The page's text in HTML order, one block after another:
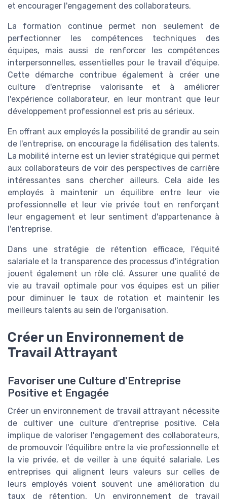
et encourager l'engagement des collaborateurs.
La formation continue permet non seulement de
perfectionner les compétences techniques des
équipes, mais aussi de renforcer les compétences
interpersonnelles, essentielles pour le travail d'équipe.
Cette démarche contribue également à créer une
culture d'entreprise valorisante et à améliorer
l'expérience collaborateur, en leur montrant que leur
développement professionnel est pris au sérieux.
En offrant aux employés la possibilité de grandir au sein
de l'entreprise, on encourage la fidélisation des talents.
La mobilité interne est un levier stratégique qui permet
aux collaborateurs de voir des perspectives de carrière
intéressantes sans chercher ailleurs. Cela aide les
employés à maintenir un équilibre entre leur vie
professionnelle et leur vie privée tout en renforçant
leur engagement et leur sentiment d'appartenance à
l'entreprise.
Dans une stratégie de rétention efficace, l'équité
salariale et la transparence des processus d'intégration
jouent également un rôle clé. Assurer une qualité de
vie au travail optimale pour vos équipes est un pilier
pour diminuer le taux de rotation et maintenir les
meilleurs talents au sein de l'organisation.
Créer un Environnement de
Travail Attrayant
Favoriser une Culture d'Entreprise
Positive et Engagée
Créer un environnement de travail attrayant nécessite
de cultiver une culture d'entreprise positive. Cela
implique de valoriser l'engagement des collaborateurs,
de promouvoir l'équilibre entre la vie professionnelle et
la vie privée, et de veiller à une équité salariale. Les
entreprises qui alignent leurs valeurs sur celles de
leurs employés voient souvent une amélioration du
taux de rétention. Un environnement de travail